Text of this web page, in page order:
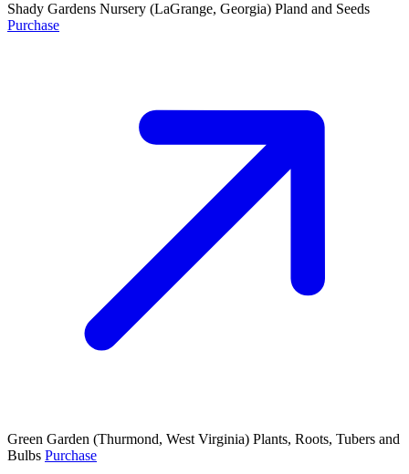
Shady Gardens Nursery (LaGrange, Georgia) Pland and Seeds
Purchase
Green Garden (Thurmond, West Virginia) Plants, Roots, Tubers and
Bulbs Purchase